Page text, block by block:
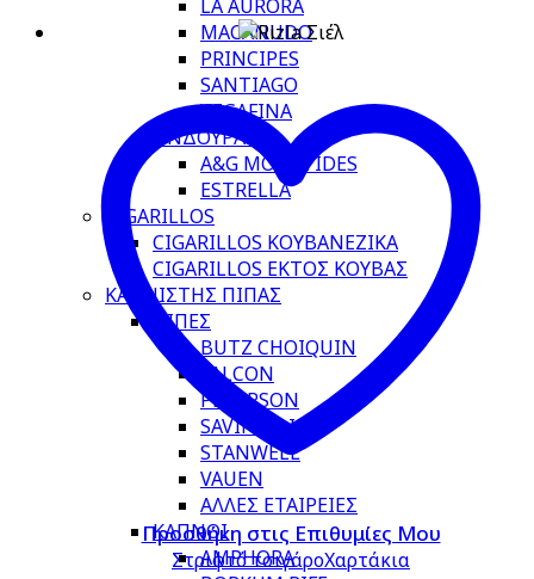
LA AURORA
MACANUDO
PRINCIPES
SANTIAGO
VEGAFINA
ΟΝΔΟΥΡΑΣ
A&G MOURTIDES
ESTRELLA
CIGARILLOS
CIGARILLOS ΚΟΥΒΑΝΕΖΙΚΑ
CIGARILLOS ΕΚΤΟΣ ΚΟΥΒΑΣ
ΚΑΠΝΙΣΤΗΣ ΠΙΠΑΣ
ΠΙΠΕΣ
BUTZ CHOIQUIN
FALCON
PETERSON
SAVINELLI
STANWELL
VAUEN
ΑΛΛΕΣ ΕΤΑΙΡΕΙΕΣ
ΚΑΠΝΟΙ
AMPHORA
Προσθήκη στις Επιθυμίες Μου
Στριφτό τσιγάροΧαρτάκια